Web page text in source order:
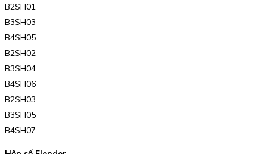
B2SH01
B3SH03
B4SH05
B2SH02
B3SH04
B4SH06
B2SH03
B3SH05
B4SH07